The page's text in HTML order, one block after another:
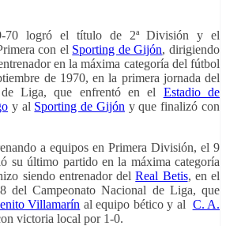
70 logró el título de 2ª División y el
con el Sporting de Gijón, dirigiendo
en la máxima categoría del fútbol
de 1970, en la primera jornada del
Liga, que enfrentó en el Estadio de
y al Sporting de Gijón y que finalizó con
a equipos en Primera División, el 9
su último partido en la máxima categoría
siendo entrenador delReal Betis, en el
del Campeonato Nacional de Liga, que
Villamarín al equipo bético y al C. A.
victoria local por 1-0.